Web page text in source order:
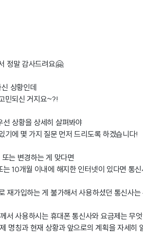
정말 감사드려요🤗
상황인데
민되신 거지요~?!
선 상황을 상세히 살펴봐야
기에 몇 가지 질문 먼저 드리도록 하겠습니다!
는 변경하는 게 맞다면
는 10개월 이내에 해지한 인터넷이 있다면 통
재가입하는 게 불가해서 사용하셨던 통신사
서 사용하시는 휴대폰 통신사와 요금제는 무
명칭과 현재 상황과 앞으로의 계획을 자세히